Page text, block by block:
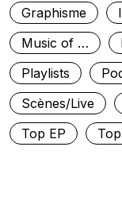
Graphisme
Music of …
Playlists
Scènes/Live
Top EP